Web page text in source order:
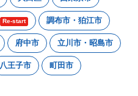
Re-start 調布市・狛江市
府中市 立川市・昭島市
八王子市 町田市